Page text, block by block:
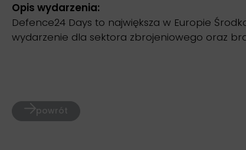
Opis wydarzenia:
Defence24 Days to największa w Europie
wydarzenie dla sektora zbrojeniowego oraz
powrót